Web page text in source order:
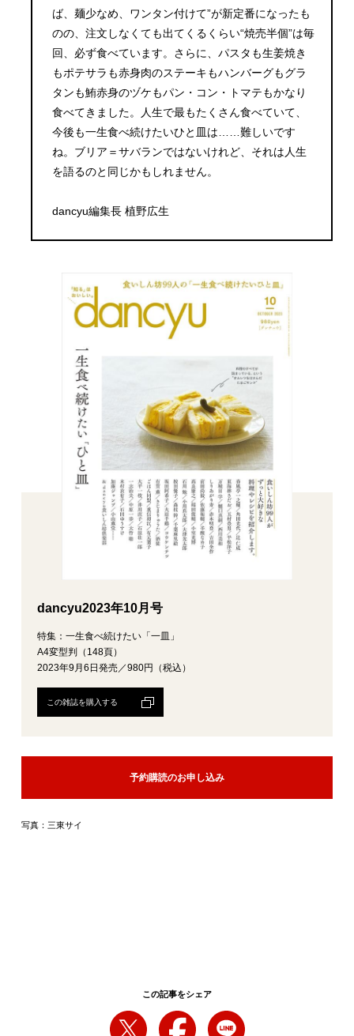
ば、麺少なめ、ワンタン付けて”が新定番になったも
のの、注文しなくても出てくるくらい“焼売半個”は毎
回、必ず食べています。さらに、パスタも生姜焼き
もポテサラも赤身肉のステーキもハンバーグもグラ
タンも鮪赤身のヅケもパン・コン・トマテもかなり
食べてきました。人生で最もたくさん食べていて、
今後も一生食べ続けたいひと皿は……難しいです
ね。ブリア＝サバランではないけれど、それは人生
を語るのと同じかもしれません。
dancyu編集長 植野広生
dancyu2023年10月号
特集：一生食べ続けたい「一皿」
A4変型判（148頁）
2023年9月6日発売／980円（税込）
この雑誌を購入する
予約購読のお申し込み
写真：三東サイ
この記事をシェア